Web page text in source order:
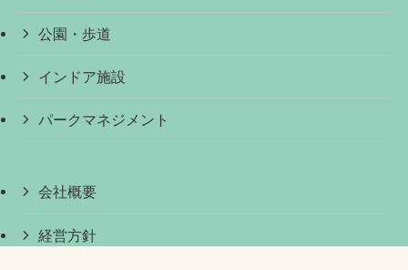
公園・歩道
インドア施設
パークマネジメント
会社概要
経営方針